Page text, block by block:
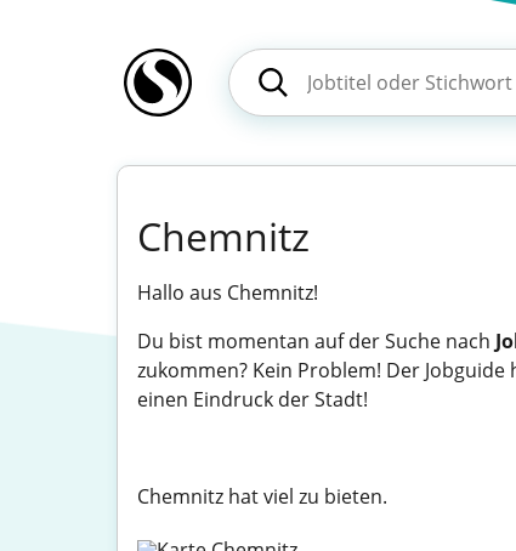
Chemnitz
Hallo aus Chemnitz!
Du bist momentan auf der Suche nach
zukommen? Kein Problem! Der
einen Eindruck der Stadt!
Chemnitz hat viel zu bieten.